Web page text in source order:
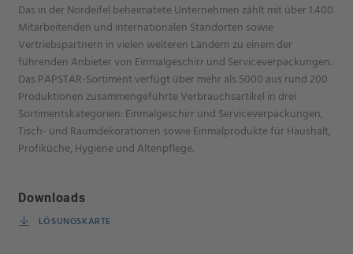
Das in der Nordeifel beheimatete Unternehmen zählt mit über 1.400
Mitarbeitenden und internationalen Standorten sowie
Vertriebspartnern in vielen weiteren Ländern zu einem der
führenden Anbieter von Einmalgeschirr und Serviceverpackungen.
Das PAPSTAR-Sortiment verfügt über mehr als 5000 aus rund 200
Produktionen zusammengeführte Verbrauchsartikel in drei
Sortimentskategorien: Einmalgeschirr und Serviceverpackungen,
Tisch- und Raumdekorationen sowie Einmalprodukte für Haushalt,
Profiküche, Hygiene und Altenpflege.
Downloads
LÖSUNGSKARTE